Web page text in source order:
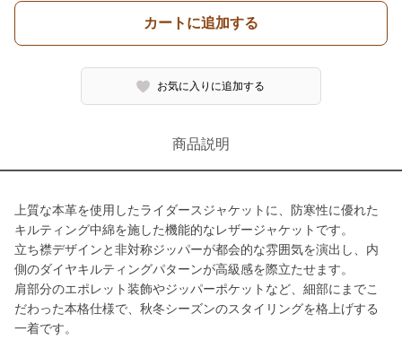
カートに追加する
お気に入りに追加する
商品説明
上質な本革を使用したライダースジャケットに、防寒性に優れた
キルティング中綿を施した機能的なレザージャケットです。
立ち襟デザインと非対称ジッパーが都会的な雰囲気を演出し、内
側のダイヤキルティングパターンが高級感を際立たせます。
肩部分のエポレット装飾やジッパーポケットなど、細部にまでこ
だわった本格仕様で、秋冬シーズンのスタイリングを格上げする
一着です。